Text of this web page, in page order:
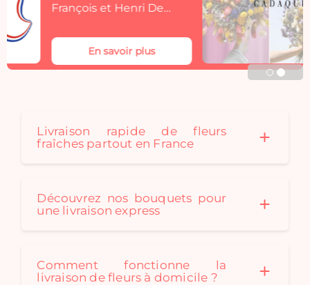
Rosacadaques.
Les bouquets de fleurs
séchées Rosa Cadaqués
s'invitent dans votre
décoration. Rosa
Cadaques créé au fil des
pour convenir à tous les
styles de décoration. Un
écologique !
En savoir plus
Livraison rapide de fleurs
fraîches partout en France
Découvrez nos bouquets pour
une livraison express
Comment fonctionne la
livraison de fleurs à domicile ?